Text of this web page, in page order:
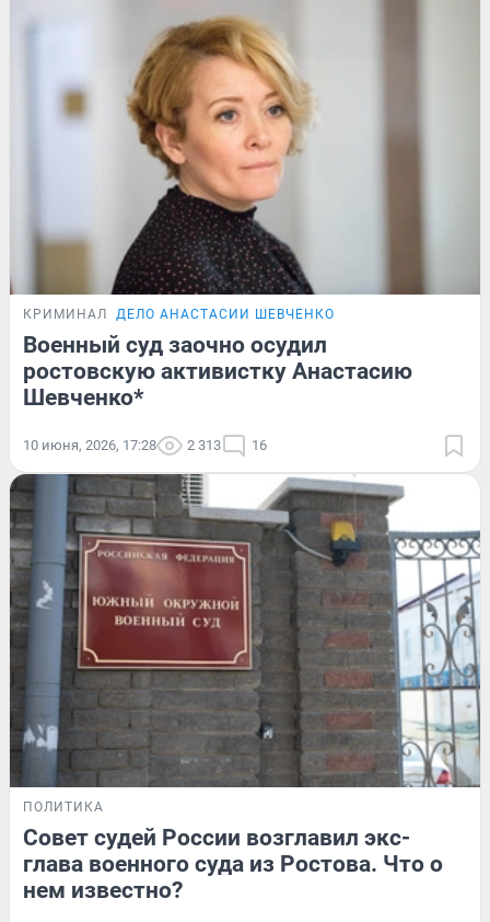
КРИМИНАЛ ДЕЛО АНАСТАСИИ ШЕВЧЕНКО
Военный суд заочно осудил
ростовскую активистку Анастасию
Шевченко*
10 июня, 2026, 17:28 2 313 16
ПОЛИТИКА
Совет судей России возглавил экс-
глава военного суда из Ростова. Что о
нем известно?